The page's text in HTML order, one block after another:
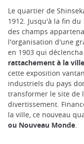
Le quartier de
1912. Jusqu'à la fin
des champs
l'organisation d'une
en 1903 qui déclencha
rattachement à la
cette exposition
industriels du pays
transformer le site de
divertissement.
la ville, ce nouveau
ou Nouveau Monde